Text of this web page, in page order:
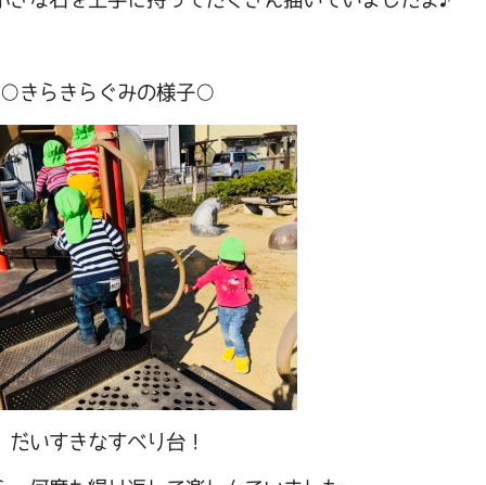
○きらきらぐみの様子○
だいすきなすべり台！